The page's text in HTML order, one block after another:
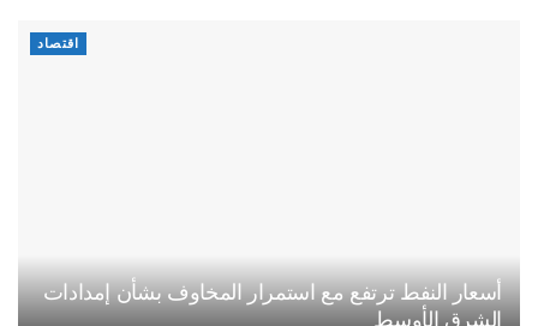
اقتصاد
أسعار النفط ترتفع مع استمرار المخاوف بشأن إمدادات
الشرق الأوسط